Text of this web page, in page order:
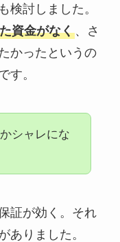
検討しました。
資金がなく、さ
かったというの
す。
シャレにな
証が効く。それ
ありました。